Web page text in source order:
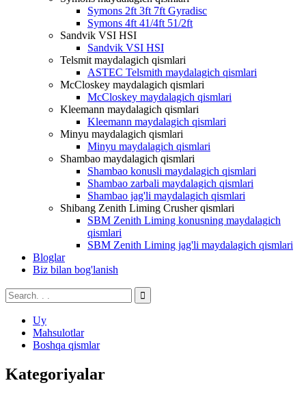
Symons 2ft 3ft 7ft Gyradisc
Symons 4ft 41/4ft 51/2ft
Sandvik VSI HSI
Sandvik VSI HSI
Telsmit maydalagich qismlari
ASTEC Telsmith maydalagich qismlari
McCloskey maydalagich qismlari
McCloskey maydalagich qismlari
Kleemann maydalagich qismlari
Kleemann maydalagich qismlari
Minyu maydalagich qismlari
Minyu maydalagich qismlari
Shambao maydalagich qismlari
Shambao konusli maydalagich qismlari
Shambao zarbali maydalagich qismlari
Shambao jag'li maydalagich qismlari
Shibang Zenith Liming Crusher qismlari
SBM Zenith Liming konusning maydalagich
qismlari
SBM Zenith Liming jag'li maydalagich qismlari
Bloglar
Biz bilan bog'lanish
Uy
Mahsulotlar
Boshqa qismlar
Kategoriyalar